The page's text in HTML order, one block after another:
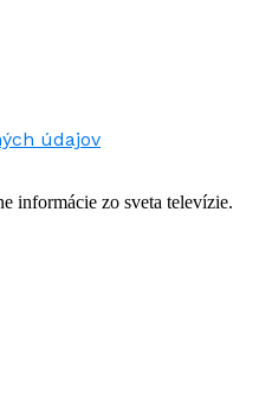
údajov
informácie zo sveta televízie.